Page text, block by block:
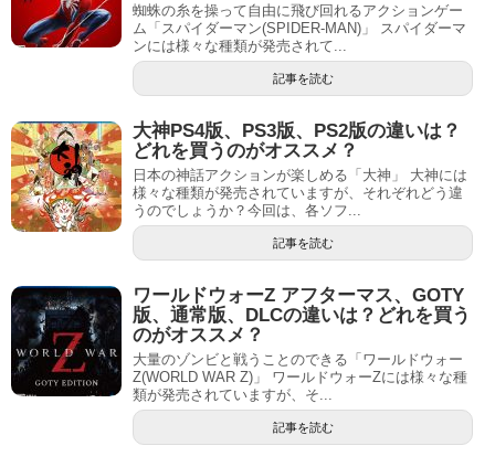
蜘蛛の糸を操って自由に飛び回れるアクションゲー
ム「スパイダーマン(SPIDER-MAN)」 スパイダーマ
ンには様々な種類が発売されて...
記事を読む
大神PS4版、PS3版、PS2版の違いは？
どれを買うのがオススメ？
日本の神話アクションが楽しめる「大神」 大神には
様々な種類が発売されていますが、それぞれどう違
うのでしょうか？今回は、各ソフ...
記事を読む
ワールドウォーZ アフターマス、GOTY
版、通常版、DLCの違いは？どれを買う
のがオススメ？
大量のゾンビと戦うことのできる「ワールドウォー
Z(WORLD WAR Z)」 ワールドウォーZには様々な種
類が発売されていますが、そ...
記事を読む